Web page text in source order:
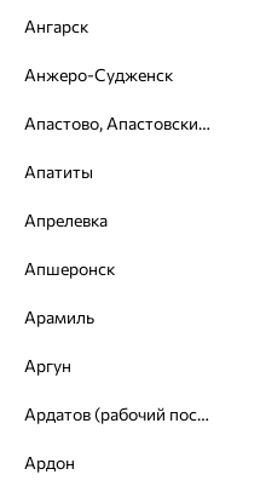
64%
Ангарск
Анжеро-Судженск
Апастово, Апастовский район
Апатиты
Апрелевка
Апшеронск
Арамиль
Аргун
Ардатов (рабочий поселок)
Ардон